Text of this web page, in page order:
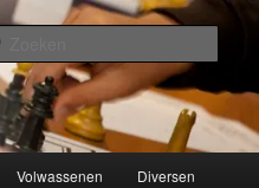
Volwassenen Diversen